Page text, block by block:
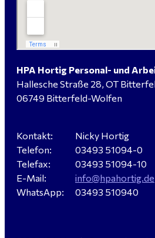
Elektromeister / -techniker
Planung / Überwachung -
Hausmeister (m/w/d) für ein
Verkäufer / Fachberater (m/w/d)
für Dessau-Roßlau gesucht
HPA Hortig Personal- und
Hallesche Straße 28, OT
06749 Bitterfeld-Wolfen
Kontakt:
Telefon:
Telefax:
E-Mail:
WhatsApp:
Nicky Hortig
03493 51094-0
03493 51094-10
info@hpahortig.de
03493 510940